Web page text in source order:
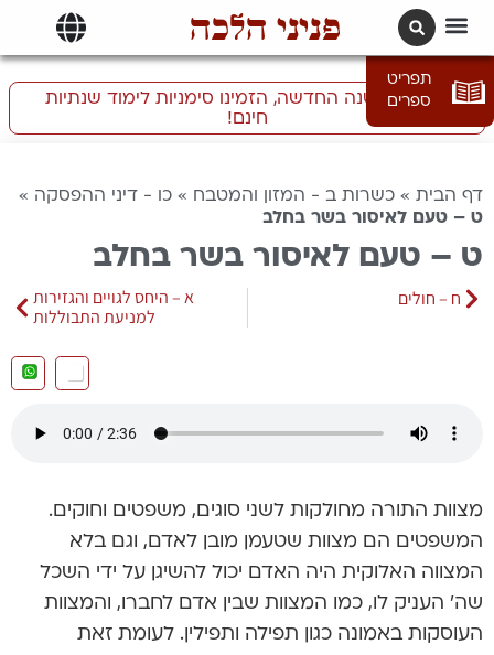
פניני הלכה
תפריט
ספרים
התכוננו לשנה החדשה, הזמינו סימניות לימוד שנתיות
חינם!
דף הבית » כשרות ב - המזון והמטבח » כו - דיני ההפסקה »
ט – טעם לאיסור בשר בחלב
ט – טעם לאיסור בשר בחלב
ח – חולים
א – היחס לגויים והגזירות
למניעת התבוללות
מצוות התורה מחולקות לשני סוגים, משפטים וחוקים.
המשפטים הם מצוות שטעמן מובן לאדם, וגם בלא
המצווה האלוקית היה האדם יכול להשיגן על ידי השכל
שה’ העניק לו, כמו המצוות שבין אדם לחברו, והמצוות
העוסקות באמונה כגון תפילה ותפילין. לעומת זאת